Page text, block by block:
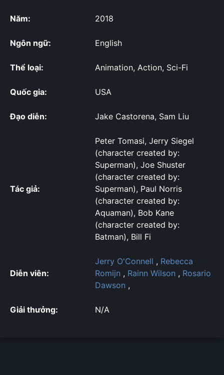
Năm: 2018
Ngôn ngữ: English
Thể loại: Animation, Action, Sci-Fi
Quốc gia: USA
Đạo diễn: Jake Castorena, Sam Liu
Tác giả:
Peter Tomasi, Jerry Siegel
(character created by:
Superman), Joe Shuster
(character created by:
Superman), Paul Norris
(character created by:
Aquaman), Bob Kane
(character created by:
Batman), Bill Fi
Diễn viên:
Jerry O'Connell , Rebecca
Romijn , Rainn Wilson , Rosario
Dawson ,
Giải thưởng: N/A